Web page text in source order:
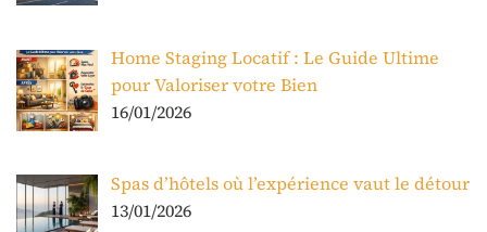
Home Staging Locatif : Le Guide Ultime
pour Valoriser votre Bien
16/01/2026
Spas d’hôtels où l’expérience vaut le détour
13/01/2026